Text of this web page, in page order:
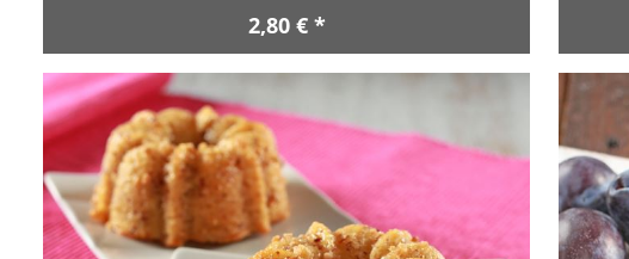
2,80 € *